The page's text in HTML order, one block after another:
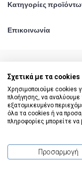
Κατηγορίες
Επικοινωνία
© 2020 -
Σχετικά με τα cookies
Χρησιμοποιούμε cookies
πλοήγησης, να αναλύουμε
εξατομικευμένο
όλα τα cookies ή να
πληροφορίες μπορείτε να
Προσαρμογή